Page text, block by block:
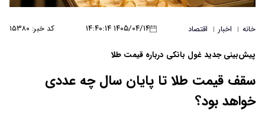
خانه | اخبار | اقتصاد ۱۴۰۵/۰۴/۱۴ ۱۴:۴۰:۱۴ کد خبر: ۱۵۳۸۰
پیش‌بینی جدید غول بانکی درباره قیمت طلا
سقف قیمت طلا تا پایان سال چه عددی
خواهد بود؟